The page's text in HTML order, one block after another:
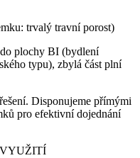
trvalý travní porost)
plochy BI (bydlení
typu), zbylá část plní
Disponujeme přímými
pro efektivní dojednání